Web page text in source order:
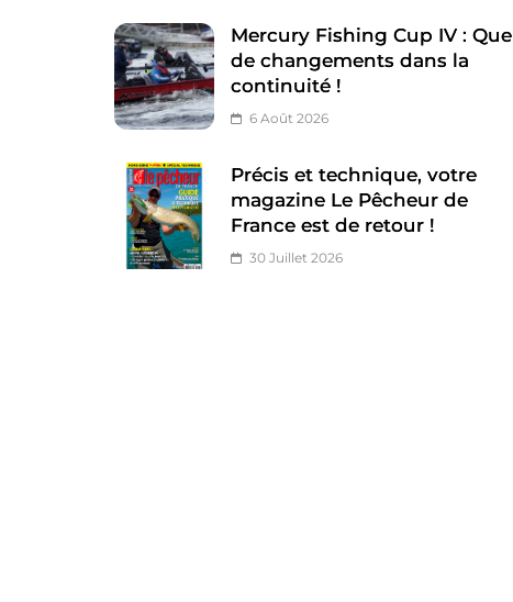
Mercury Fishing Cup IV : Que
de changements dans la
continuité !
6 Août 2026
Précis et technique, votre
magazine Le Pêcheur de
France est de retour !
30 Juillet 2026